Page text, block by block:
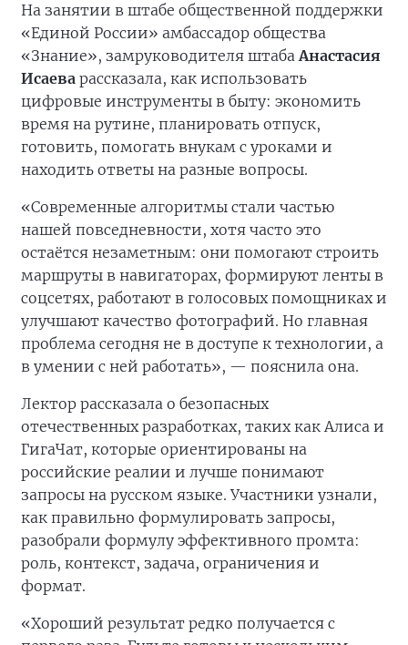
На занятии в штабе общественной поддержки
«Единой России» амбассадор общества
«Знание», замруководителя штабаАнастасия
Исаева рассказала, как использовать
цифровые инструменты в быту: экономить
время на рутине, планировать отпуск,
готовить, помогать внукам с уроками и
находить ответы на разные вопросы.
«Современные алгоритмы стали частью
нашей повседневности, хотя часто это
остаётся незаметным: они помогают строить
маршруты в навигаторах, формируют ленты в
соцсетях, работают в голосовых помощниках и
улучшают качество фотографий. Но главная
проблема сегодня не в доступе к технологии, а
в умении с ней работать», — пояснила она.
Лектор рассказала о безопасных
отечественных разработках, таких как Алиса и
ГигаЧат, которые ориентированы на
российские реалии и лучше понимают
запросы на русском языке. Участники узнали,
как правильно формулировать запросы,
разобрали формулу эффективного промта:
роль, контекст, задача, ограничения и
формат.
«Хороший результат редко получается с